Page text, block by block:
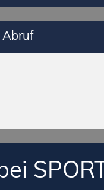
Abruf
Mediathek